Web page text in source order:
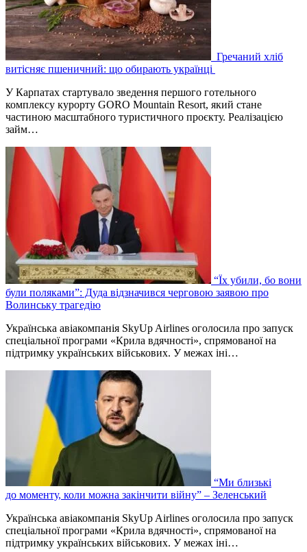
Гречаний хліб
витісняє пшеничний: що обирають українці
У Карпатах стартувало зведення першого готельного
комплексу курорту GORO Mountain Resort, який стане
частиною масштабного туристичного проєкту. Реалізацією
займ…
“Їх убили, бо вони
були поляками”: Дуда відзначився черговою заявою про
Волинську трагедію
Українська авіакомпанія SkyUp Airlines оголосила про запуск
спеціальної програми «Крила вдячності», спрямованої на
підтримку українських військових. У межах іні…
“Ми близькі
до моменту, коли можна закінчити війну” – Зеленський
Українська авіакомпанія SkyUp Airlines оголосила про запуск
спеціальної програми «Крила вдячності», спрямованої на
підтримку українських військових. У межах іні…